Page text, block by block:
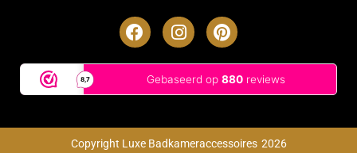
Copyright Luxe Badkameraccessoires 2026